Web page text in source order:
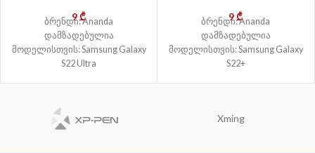
9₾
ბრენდი: Ananda
დამზადებულია
მოდელისთვის: Samsung Galaxy
S22 Ultra
9₾
ბრენდი: Ananda
დამზადებულია
მოდელისთვის: Samsung Galaxy
S22+
Xming